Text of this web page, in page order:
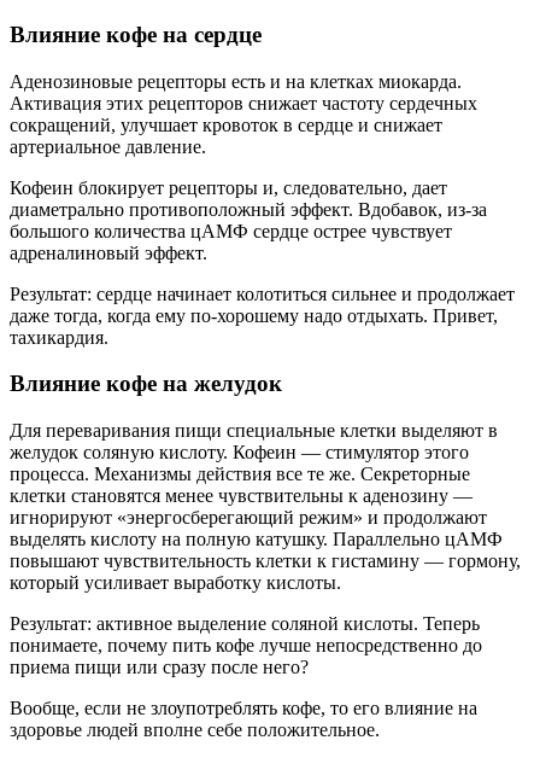
Влияние кофе на сердце
Аденозиновые рецепторы есть и на клетках миокарда.
Активация этих рецепторов снижает частоту сердечных
сокращений, улучшает кровоток в сердце и снижает
артериальное давление.
Кофеин блокирует рецепторы и, следовательно, дает
диаметрально противоположный эффект. Вдобавок, из-за
большого количества цАМФ сердце острее чувствует
адреналиновый эффект.
Результат: сердце начинает колотиться сильнее и продолжает
даже тогда, когда ему по-хорошему надо отдыхать. Привет,
тахикардия.
Влияние кофе на желудок
Для переваривания пищи специальные клетки выделяют в
желудок соляную кислоту. Кофеин — стимулятор этого
процесса. Механизмы действия все те же. Секреторные
клетки становятся менее чувствительны к аденозину —
игнорируют «энергосберегающий режим» и продолжают
выделять кислоту на полную катушку. Параллельно цАМФ
повышают чувствительность клетки к гистамину — гормону,
который усиливает выработку кислоты.
Результат: активное выделение соляной кислоты. Теперь
понимаете, почему пить кофе лучше непосредственно до
приема пищи или сразу после него?
Вообще, если не злоупотреблять кофе, то его влияние на
здоровье людей вполне себе положительное.